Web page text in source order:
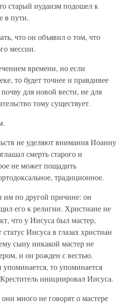
старый иудаизм подошел к
в пути.
что он объявил о том, что
мессии.
времени, но если
то будет точнее и правдивее
для новой вести, не для
тому существует.
не уделяют внимания Иоанну
смерть старого и
не может пощадить
традиционное.
им по другой причине: он
его к религии. Христиане не
что у Иисуса был мастер,
Иисуса в глазах христиан
сыну никакой мастер не
и он рожден с вестью.
то упоминается
инициировал Иисуса.
много не говорят о мастере